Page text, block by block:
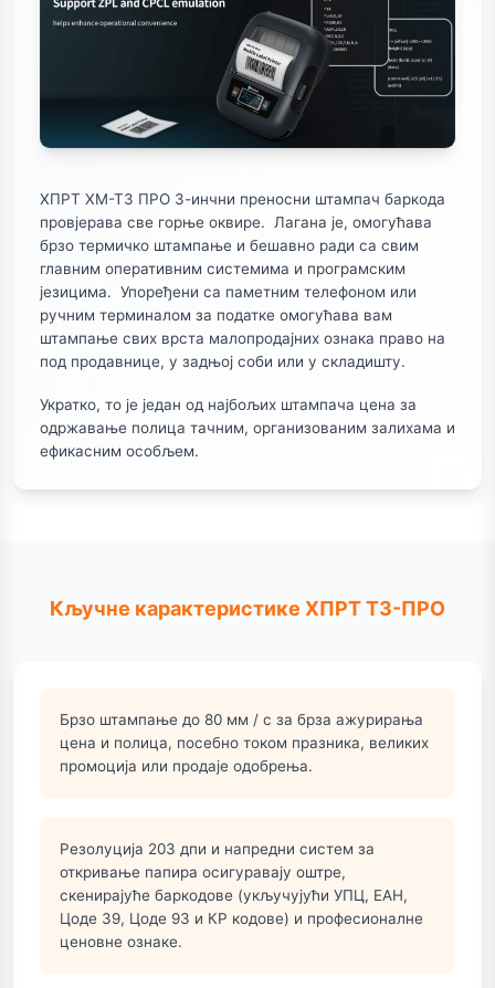
ХПРТ ХМ-Т3 ПРО 3-инчни преносни штампач баркода
провјерава све горње оквире. Лагана је, омогућава
брзо термичко штампање и бешавно ради са свим
главним оперативним системима и програмским
језицима. Упоређени са паметним телефоном или
ручним терминалом за податке омогућава вам
штампање свих врста малопродајних ознака право на
под продавнице, у задњој соби или у складишту.
Укратко, то је један од најбољих штампача цена за
одржавање полица тачним, организованим залихама и
ефикасним особљем.
Кључне карактеристике ХПРТ Т3-ПРО
Брзо штампање до 80 мм / с за брза ажурирања
цена и полица, посебно током празника, великих
промоција или продаје одобрења.
Резолуција 203 дпи и напредни систем за
откривање папира осигуравају оштре,
скенирајуће баркодове (укључујући УПЦ, ЕАН,
Цоде 39, Цоде 93 и КР кодове) и професионалне
ценовне ознаке.